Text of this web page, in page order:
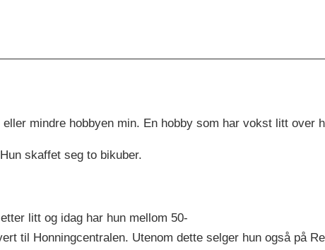
mindre hobbyen min. En hobby som har vokst litt over
skaffet seg to bikuber.
litt og idag har hun mellom 50-
til Honningcentralen. Utenom dette selger hun også på